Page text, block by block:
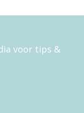
voor tips &